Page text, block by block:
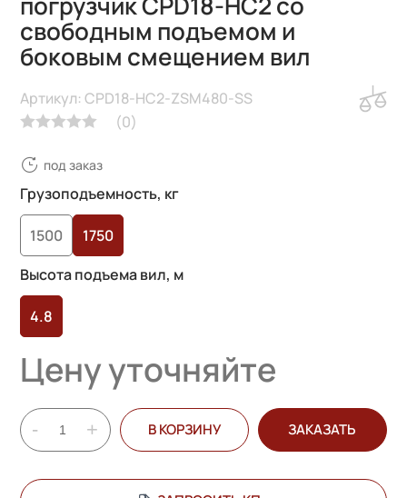
свободным подъемом и
боковым смещением вил
(0)
Артикул: CPD18-HC2-ZSM480-SS
под заказ
Грузоподъемность, кг
1500
1750
Высота подъема вил, м
4.8
Цену уточняйте
- + В КОРЗИНУ ЗАКАЗАТЬ